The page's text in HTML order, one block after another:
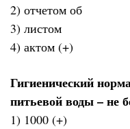
2) отчетом об
3) листом
4) актом (+)
Гигиенический
питьевой воды – не
1) 1000 (+)